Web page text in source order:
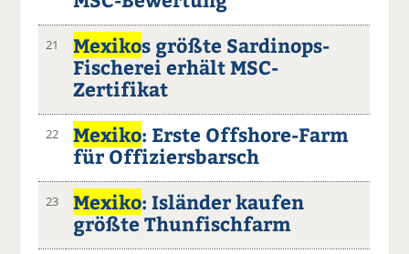
21 Mexikos größte Sardinops-
Fischerei erhält MSC-
Zertifikat
22 Mexiko: Erste Offshore-Farm
für Offiziersbarsch
23 Mexiko: Isländer kaufen
größte Thunfischfarm